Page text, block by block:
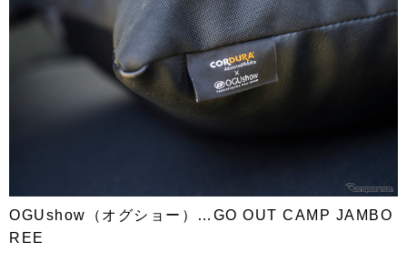
OGUshow（オグショー）…GO OUT CAMP JAMBO
REE